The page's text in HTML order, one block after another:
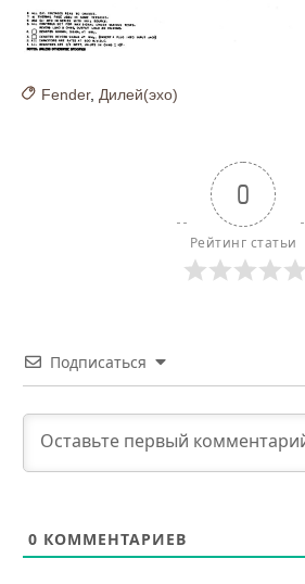
Fender, Дилей(эхо)
0
Рейтинг статьи
Подписаться
0 КОММЕНТАРИЕВ